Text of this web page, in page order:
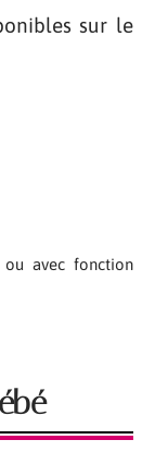
sur le
ou avec fonction